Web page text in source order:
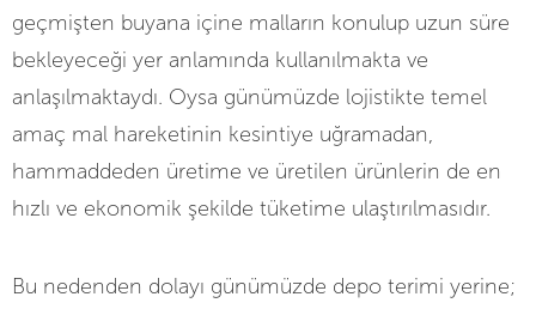
geçmişten buyana içine malların konulup uzun süre
bekleyeceği yer anlamında kullanılmakta ve
anlaşılmaktaydı. Oysa günümüzde lojistikte temel
amaç mal hareketinin kesintiye uğramadan,
hammaddeden üretime ve üretilen ürünlerin de en
hızlı ve ekonomik şekilde tüketime ulaştırılmasıdır.
Bu nedenden dolayı günümüzde depo terimi yerine;